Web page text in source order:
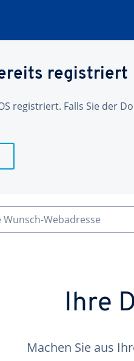
registriert
registriert. Falls Sie der
Wunsch-Webadresse
Ihre
Machen Sie aus